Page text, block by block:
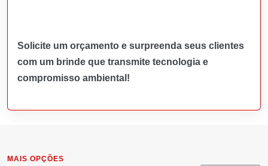
Solicite um orçamento e surpreenda seus clientes
com um brinde que transmite tecnologia e
compromisso ambiental!
MAIS OPÇÕES